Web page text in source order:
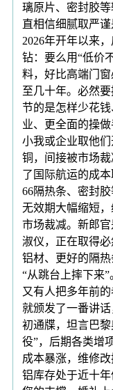
璃原片、密封胶
直相信细腻取严
2026年开年以来
钻：要么用“低价
料，好比高端门
至几十年。必然
节的是怎样少花
业、更全面的操
小我或企业取他
铜，间接被市场
了国际航运的成
66隔热条、密封
无效期大幅缩短
市场裁减。新郎
淑仪，正在取得
铝材、更好的隔
“从跳台上摔下来
又有人把多年前
就颁发了一番讲
初通牒，坦言巴
役”，后期各类增
成本暴涨，维修
铝库存处于近十